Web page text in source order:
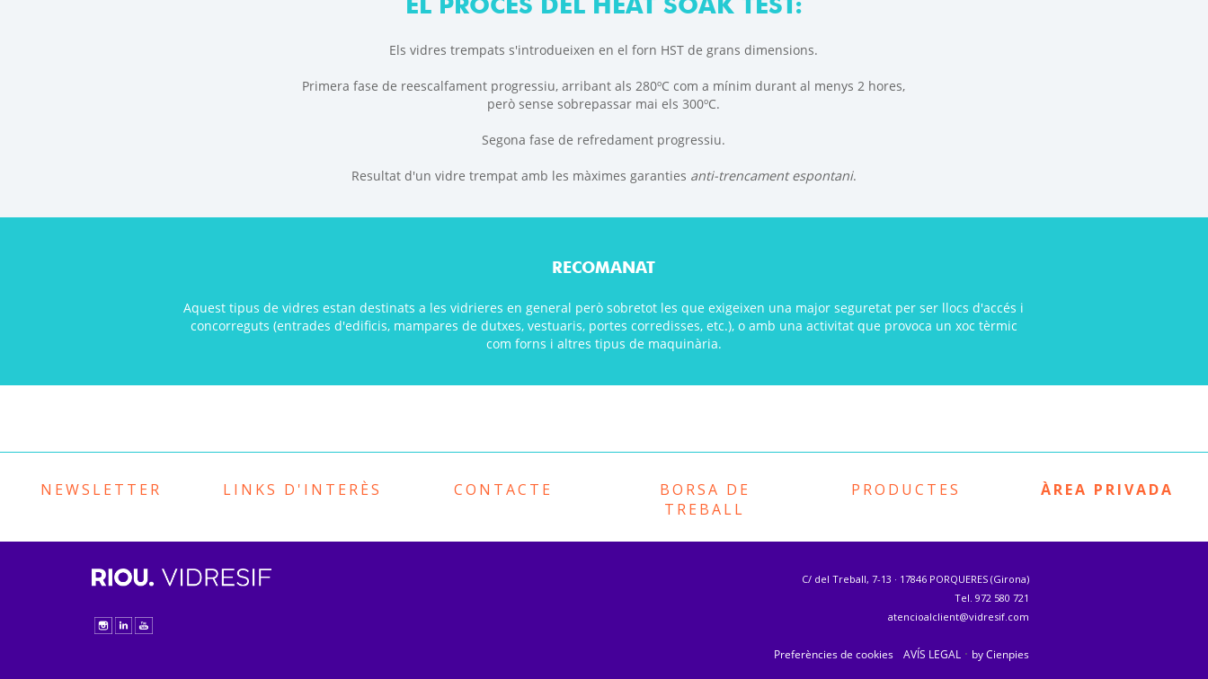
Els vidres trempats s'introdueixen en el forn HST de grans dimensions.
Primera fase de reescalfament progressiu, arribant als 280ºC com a mínim durant al menys 2 hores,
però sense sobrepassar mai els 300ºC.
Segona fase de refredament progressiu.
Resultat d'un vidre trempat amb les màximes garanties anti-trencament espontani.
RECOMANAT
Aquest tipus de vidres estan destinats a les vidrieres en general però sobretot les que exigeixen una major seguretat per ser llocs d'accés i
concorreguts (entrades d'edificis, mampares de dutxes, vestuaris, portes corredisses, etc.), o amb una activitat que provoca un xoc tèrmic
com forns i altres tipus de maquinària.
NEWSLETTER LINKS D'INTERÈS CONTACTE
BORSA DE
TREBALL
PRODUCTES ÀREA PRIVADA
C/ del Treball, 7-13 · 17846 PORQUERES (Girona)
Tel. 972 580 721
atencioalclient@vidresif.com
Preferències de cookies AVÍS LEGAL · by Cienpies